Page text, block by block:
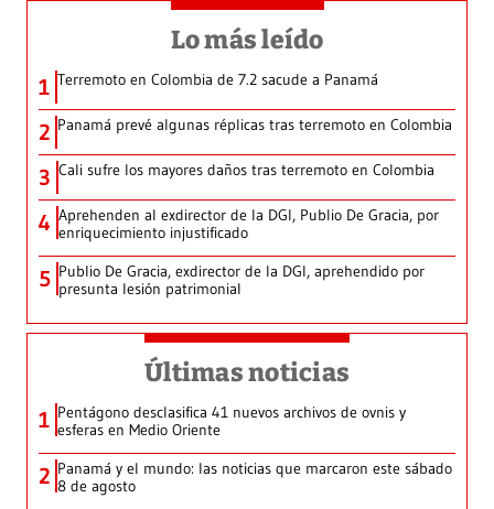
Lo más leído
1 Terremoto en Colombia de 7.2 sacude a Panamá
2 Panamá prevé algunas réplicas tras terremoto en Colombia
3 Cali sufre los mayores daños tras terremoto en Colombia
4 Aprehenden al exdirector de la DGI, Publio De Gracia, por
enriquecimiento injustificado
5 Publio De Gracia, exdirector de la DGI, aprehendido por
presunta lesión patrimonial
Últimas noticias
1 Pentágono desclasifica 41 nuevos archivos de ovnis y
esferas en Medio Oriente
2 Panamá y el mundo: las noticias que marcaron este sábado
8 de agosto